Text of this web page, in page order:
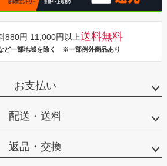
880円 11,000円以上送料無料
ど一部地域を除く ※一部例外商品あり
お支払い
配送・送料
返品・交換